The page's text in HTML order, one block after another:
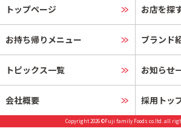
トップページ お店を探
お持ち帰りメニュー ブランド
トピックス一覧 お知らせ
会社概要 採用トッ
Copyright 2026 ©Fuji family Foods co.ltd. all